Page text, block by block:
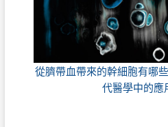
從臍帶血帶來的幹細胞有哪
代醫學中的應